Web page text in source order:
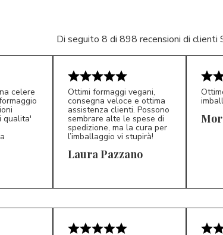
Di seguito 8 di 898 recensioni di clienti
celere
qualita'
LP 5/5
Ottimi formaggi vegani,
consegna veloce e ottima
assistenza clienti. Possono
sembrare alte le spese di
spedizione, ma la cura per
l’imballaggio vi stupirà!
Laura Pazzano